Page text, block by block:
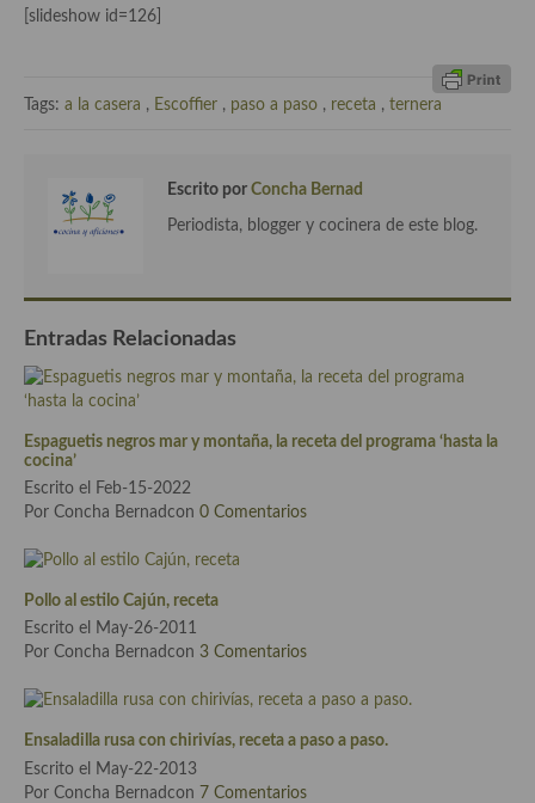
Cocina camboyana
Cocina HIndú
Cocina del Pacifico
Cocina de Hawái
Cocina de Madagascar
Cocina Africana
Cocina Sudafrinaca
Cocina del Congo
Cocina callejera
Cocinas de España
Cocina Andaluza
[slideshow id=126]
Tags: a la casera , Escoffier , paso a paso , receta , ternera
Escrito por Concha Bernad
Periodista, blogger y cocinera de este blog.
Entradas Relacionadas
Espaguetis negros mar y montaña, la receta del programa ‘hasta la
cocina’
Escrito el Feb-15-2022
Por Concha Bernadcon 0 Comentarios
Pollo al estilo Cajún, receta
Escrito el May-26-2011
Por Concha Bernadcon 3 Comentarios
Ensaladilla rusa con chirivías, receta a paso a paso.
Escrito el May-22-2013
Por Concha Bernadcon 7 Comentarios